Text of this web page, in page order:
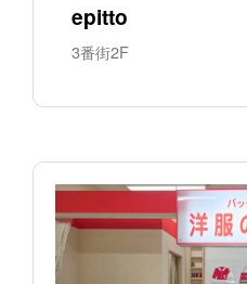
epitto
3番街2F